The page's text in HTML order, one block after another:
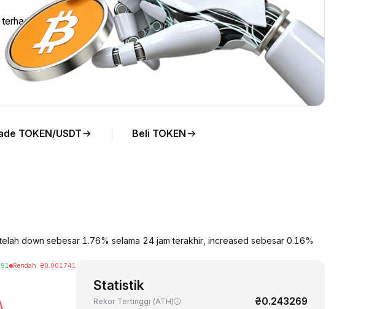
UAH secara
TOKEN/USDT Beli TOKEN
down sebesar 1.76% selama 24 jam terakhir, increased sebesar 0.16%
Rendah: ₴0.001741
Statistik
Rekor Tertinggi (ATH) ₴0.243269